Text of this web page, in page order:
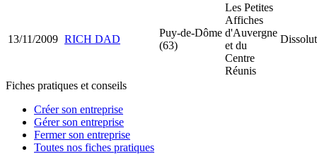
13/11/2009 RICH DAD
Puy-de-Dôme
(63)
Les Petites
Affiches
d'Auvergne
et du
Centre
Réunis
Fiches pratiques et conseils
Créer son entreprise
Gérer son entreprise
Fermer son entreprise
Toutes nos fiches pratiques